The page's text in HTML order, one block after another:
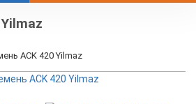
ACK 420 Yilmaz